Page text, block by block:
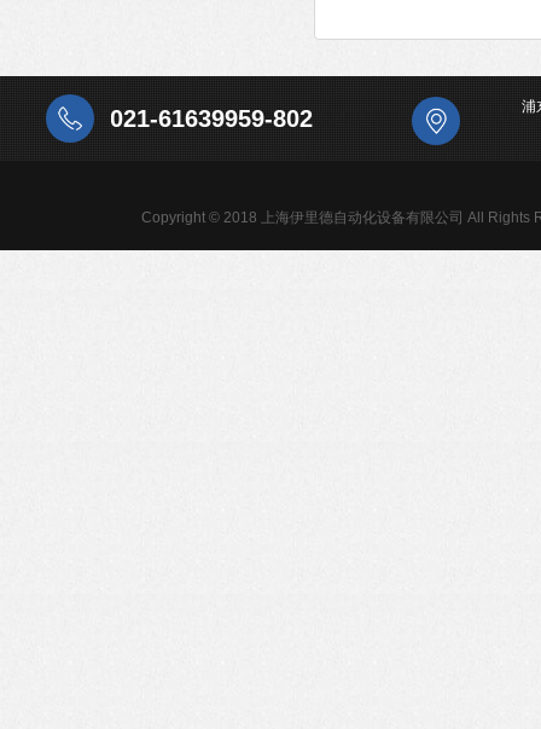
021-61639959-802 浦
Copyright © 2018 上海伊里德自动化设备有限公司 All Rights